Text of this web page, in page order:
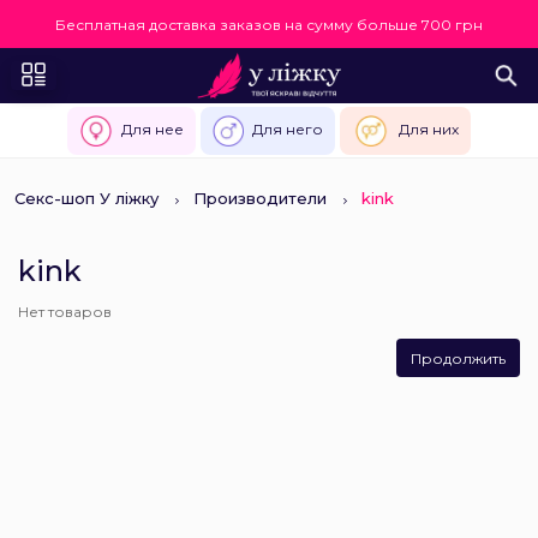
Бесплатная доставка заказов на сумму больше 700 грн
Для нее Для него Для них
Секс-шоп У ліжку Производители kink
kink
Нет товаров
Продолжить